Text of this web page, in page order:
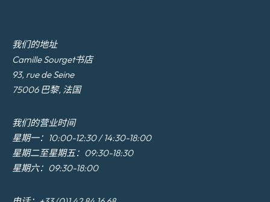
我们的地址
Camille Sourget书店
93, rue de Seine
75006 巴黎, 法国
我们的营业时间
星期一：10:00-12:30 / 14:30-18:00
星期二至星期五：09:30-18:30
星期六：09:30-18:00